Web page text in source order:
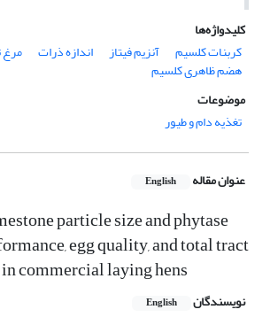
کلیدواژه‌ها
کربنات کلسیم
آنزیم فیتاز اندازه ذرات مرغ
هضم ظاهری کلسیم
موضوعات
تغذیه دام و طیور
عنوان مقاله English
particle size and phytase
egg quality, and total tract
commercial laying hens
نویسندگان English